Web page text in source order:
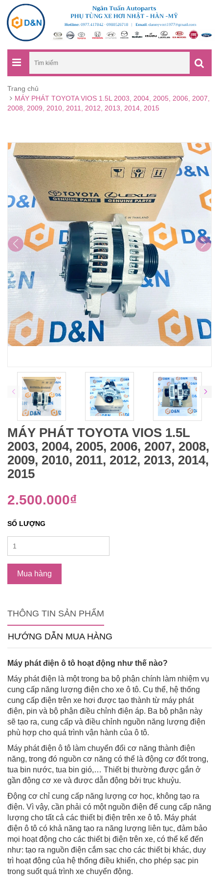
Trang chủ
MÁY PHÁT TOYOTA VIOS 1.5L 2003, 2004, 2005, 2006, 2007,
2008, 2009, 2010, 2011, 2012, 2013, 2014, 2015
MÁY PHÁT TOYOTA VIOS 1.5L
2003, 2004, 2005, 2006, 2007, 2008,
2009, 2010, 2011, 2012, 2013, 2014,
2015
2.500.000₫
SỐ LƯỢNG
Mua hàng
THÔNG TIN SẢN PHẨM
HƯỚNG DẪN MUA HÀNG
Máy phát điện ô tô hoạt động như thế nào?
Máy phát điện là một trong ba bộ phận chính làm nhiệm vụ
cung cấp năng lượng điện cho xe ô tô. Cụ thể, hệ thống
cung cấp điện trên xe hơi được tạo thành từ máy phát
điện, pin và bộ phận điều chỉnh điện áp. Ba bộ phận này
sẽ tạo ra, cung cấp và điều chỉnh nguồn năng lượng điện
phù hợp cho quá trình vận hành của ô tô.
Máy phát điện ô tô làm chuyển đổi cơ năng thành điện
năng, trong đó nguồn cơ năng có thể là động cơ đốt trong,
tua bin nước, tua bin gió,… Thiết bị thường được gắn ở
gần động cơ xe và được dẫn động bởi trục khuỷu.
Động cơ chỉ cung cấp năng lượng cơ học, không tạo ra
điện. Vì vậy, cần phải có một nguồn điện để cung cấp năng
lượng cho tất cả các thiết bị điện trên xe ô tô. Máy phát
điện ô tô có khả năng tạo ra năng lượng liên tục, đảm bảo
mọi hoạt động cho các thiết bị điện trên xe, có thể kể đến
như: tạo ra nguồn điện cắm sạc cho các thiết bị khác, duy
trì hoạt động của hệ thống điều khiển, cho phép sạc pin
trong suốt quá trình xe chuyển động.